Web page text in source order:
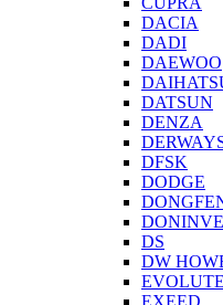
DACIA
DADI
DAEWOO
DATSUN
DENZA
DFSK
DODGE
DS
DW
EVOLUTE
EXEED